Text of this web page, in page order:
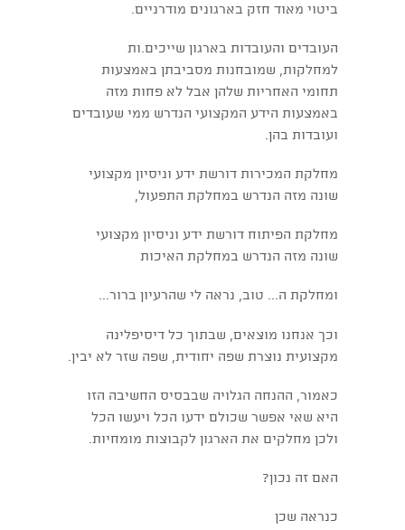
ביטוי מאוד חזק בארגונים מודרניים.
העובדים והעובדות בארגון שייכים.ות
למחלקות, שמובחנות מסביבתן באמצעות
תחומי האחריות שלהן אבל לא פחות מזה
באמצעות הידע המקצועי הנדרש ממי שעובדים
ועובדות בהן.
מחלקת המכירות דורשת ידע וניסיון מקצועי
שונה מזה הנדרש במחלקת התפעול,
מחלקת הפיתוח דורשת ידע וניסיון מקצועי
שונה מזה הנדרש במחלקת האיכות
ומחלקת ה... טוב, נראה לי שהרעיון ברור...
וכך אנחנו מוצאים, שבתוך כל דיסיפלינה
מקצועית נוצרת שפה יחודית, שפה שזר לא יבין.
כאמור, ההנחה הגלויה שבבסיס החשיבה הזו
היא שאי אפשר שכולם ידעו הכל ויעשו הכל
ולכן מחלקים את הארגון לקבוצות מומחיות.
האם זה נכון?
כנראה שכן